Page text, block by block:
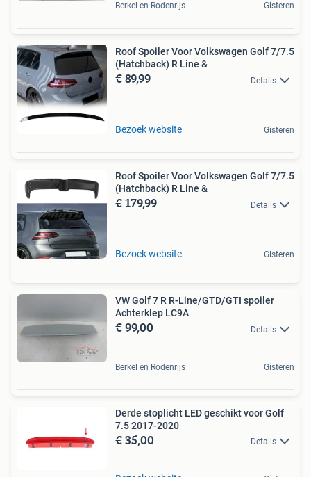
Berkel en Rodenrijs Gisteren
Roof Spoiler Voor Volkswagen Golf 7/7.5
(Hatchback) R Line &
€ 89,99 Details
Bezoek website Gisteren
Roof Spoiler Voor Volkswagen Golf 7/7.5
(Hatchback) R Line &
€ 179,99 Details
Bezoek website Gisteren
VW Golf 7 R R-Line/GTD/GTI spoiler
Achterklep LC9A
€ 99,00 Details
Berkel en Rodenrijs Gisteren
Derde stoplicht LED geschikt voor Golf
7.5 2017-2020
€ 35,00 Details